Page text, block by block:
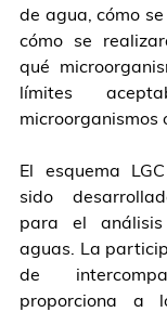
de agua, cómo
cómo se
qué
límites
microorganismos
El esquema
sido
para el análisis
aguas. La
de
proporciona a